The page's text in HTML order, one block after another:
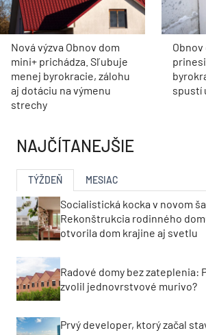
Nová výzva Obnov dom
mini+ prichádza. Sľubuje
menej byrokracie, zálohu
aj dotáciu na výmenu
strechy
Obnov
spustí
NAJČÍTANEJŠIE
TÝŽDEŇ MESIAC
Socialistická kocka v novom
Rekonštrukcia rodinného
otvorila dom krajine aj svetlu
Radové domy bez zateplenia:
zvolil jednovrstvové murivo?
Prvý developer, ktorý začal